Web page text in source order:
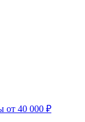
от 40 000 ₽